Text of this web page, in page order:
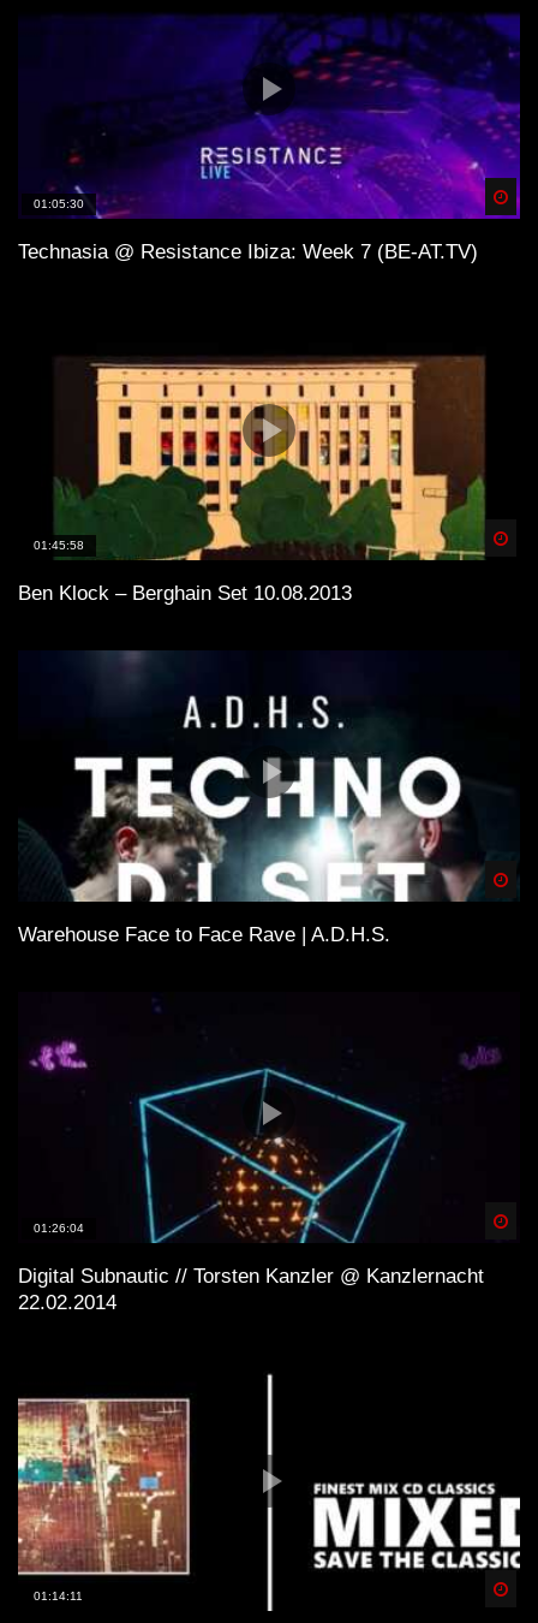
01:05:30
Technasia @ Resistance Ibiza: Week 7 (BE-AT.TV)
01:45:58
Ben Klock – Berghain Set 10.08.2013
Warehouse Face to Face Rave | A.D.H.S.
01:26:04
Digital Subnautic // Torsten Kanzler @ Kanzlernacht
22.02.2014
01:14:11